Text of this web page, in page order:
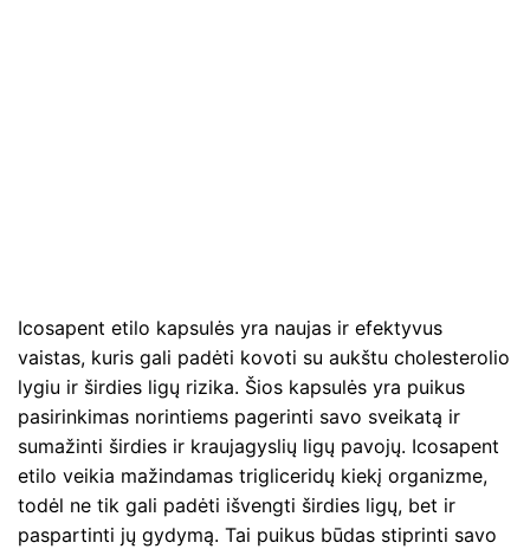
Icosapent etilo kapsulės yra naujas ir efektyvus
vaistas, kuris gali padėti kovoti su aukštu cholesterolio
lygiu ir širdies ligų rizika. Šios kapsulės yra puikus
pasirinkimas norintiems pagerinti savo sveikatą ir
sumažinti širdies ir kraujagyslių ligų pavojų. Icosapent
etilo veikia mažindamas trigliceridų kiekį organizme,
todėl ne tik gali padėti išvengti širdies ligų, bet ir
paspartinti jų gydymą. Tai puikus būdas stiprinti savo